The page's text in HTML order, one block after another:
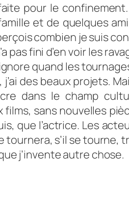
pour le
et de quelques
combien je suis
pas fini d’en voir les
quand les
des beaux projets.
dans le champ
sans nouvelles
que l’actrice. Les
tournera, s’il se tourne,
j’invente autre chose.